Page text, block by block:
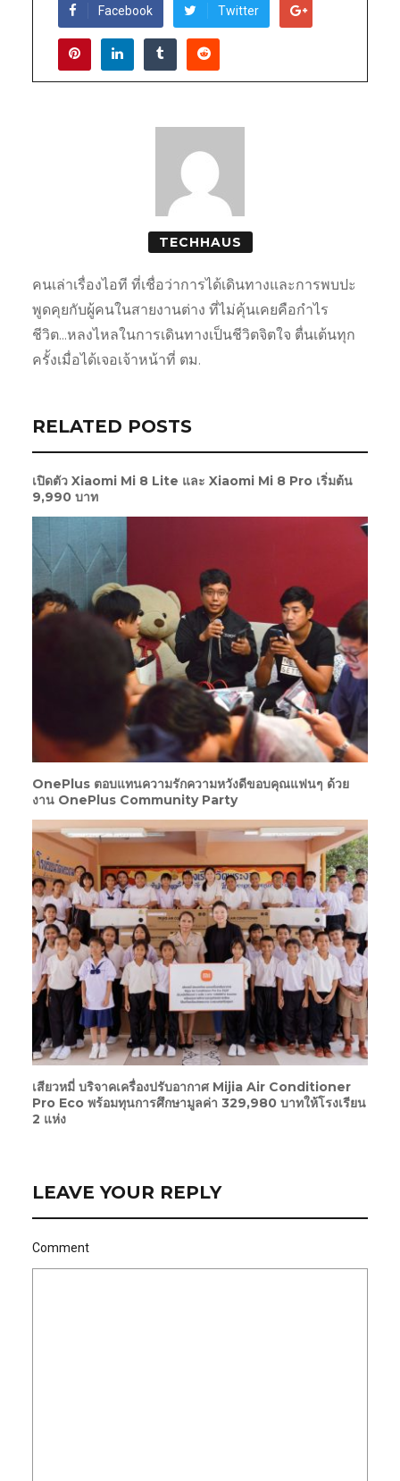
Facebook Twitter
TECHHAUS
คนเล่าเรื่องไอที ที่เชื่อว่าการได้เดินทางและการพบปะ
พูดคุยกับผู้คนในสายงานต่าง ที่ไม่คุ้นเคยคือกำไร
ชีวิต...หลงไหลในการเดินทางเป็นชีวิตจิตใจ ตื่นเต้นทุก
ครั้งเมื่อได้เจอเจ้าหน้าที่ ตม.
RELATED POSTS
เปิดตัว Xiaomi Mi 8 Lite และ Xiaomi Mi 8 Pro เริ่มต้น
9,990 บาท
OnePlus ตอบแทนความรักความหวังดีขอบคุณแฟนๆ ด้วย
งาน OnePlus Community Party
เสียวหมี่ บริจาคเครื่องปรับอากาศ Mijia Air Conditioner
Pro Eco พร้อมทุนการศึกษามูลค่า 329,980 บาทให้โรงเรียน
2 แห่ง
LEAVE YOUR REPLY
Comment